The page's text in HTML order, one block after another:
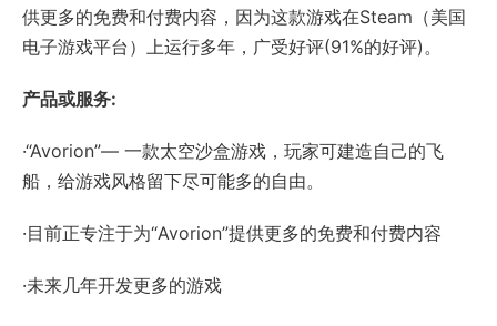
供更多的免费和付费内容，因为这款游戏在Steam（美国
电子游戏平台）上运行多年，广受好评(91%的好评)。
产品或服务:
·“Avorion”— 一款太空沙盒游戏，玩家可建造自己的飞
船，给游戏风格留下尽可能多的自由。
·目前正专注于为“Avorion”提供更多的免费和付费内容
·未来几年开发更多的游戏